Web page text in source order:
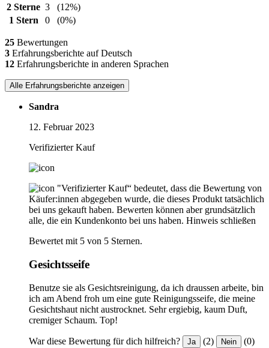
2 Sterne 3
(12%)
1 Stern
0 (0%)
25 Bewertungen
3 Erfahrungsberichte auf Deutsch
12 Erfahrungsberichte in anderen Sprachen
Alle Erfahrungsberichte anzeigen
Sandra
12. Februar 2023
Verifizierter Kauf
"Verifizierter Kauf“ bedeutet, dass die Bewertung von
Käufer:innen abgegeben wurde, die dieses Produkt tatsächlich
bei uns gekauft haben. Bewerten können aber grundsätzlich
alle, die ein Kundenkonto bei uns haben. Hinweis schließen
Bewertet mit 5 von 5 Sternen.
Gesichtsseife
Benutze sie als Gesichtsreinigung, da ich draussen arbeite, bin
ich am Abend froh um eine gute Reinigungsseife, die meine
Gesichtshaut nicht austrocknet. Sehr ergiebig, kaum Duft,
cremiger Schaum. Top!
War diese Bewertung für dich hilfreich? Ja (2) Nein (0)